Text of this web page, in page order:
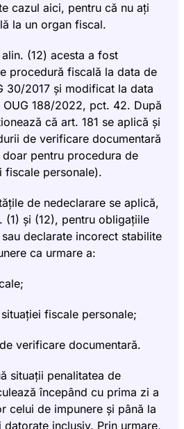
cazul aici, pentru că nu ați
la un organ fiscal.
(12) acesta a fost
procedură fiscală la data de
30/2017 și modificat la data
188/2022, pct. 42. După
că art. 181 se aplică și
de verificare documentară
pentru procedura de
fiscale personale).
de nedeclarare se aplică,
(1) și (12), pentru obligațiile
declarate incorect stabilite
ca urmare a:
fiscale personale;
verificare documentară.
situații penalitatea de
începând cu prima zi a
celui de impunere și până la
inclusiv. Prin urmare,